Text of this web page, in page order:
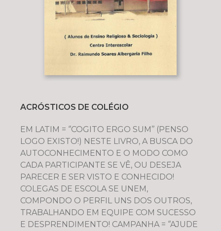
ACRÓSTICOS DE COLÉGIO
EM LATIM = ‘’COGITO ERGO SUM’’ (PENSO
LOGO EXISTO!) NESTE LIVRO, A BUSCA DO
AUTOCONHECIMENTO E O MODO COMO
CADA PARTICIPANTE SE VÊ, OU DESEJA
PARECER E SER VISTO E CONHECIDO!
COLEGAS DE ESCOLA SE UNEM,
COMPONDO O PERFIL UNS DOS OUTROS,
TRABALHANDO EM EQUIPE COM SUCESSO
E DESPRENDIMENTO! CAMPANHA = ‘’AJUDE